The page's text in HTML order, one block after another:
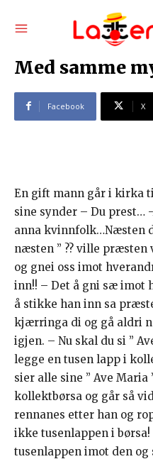
Med samme
Facebook X
En gift mann går i kirka
sine synder – Du prest…
anna kvinnfolk…Næsten
næsten ” ?? ville
og gnei oss imot
inn!! – Det å gni sæ imot
å stikke han inn sa
kjærringa di og gå aldri
igjen. – Nu skal du si ”
legge en tusen lapp i
sier alle sine ” Ave
kollektbørsa og går så
rennanes etter han og
ikke tusenlappen i
tusenlappen imot den og